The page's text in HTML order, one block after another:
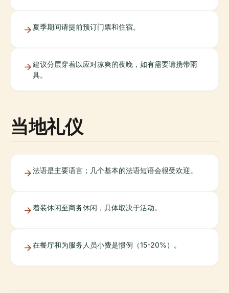
夏季期间请提前预订门票和住宿。
建议分层穿着以应对凉爽的夜晚，如有需要请携带雨
具。
当地礼仪
法语是主要语言；几个基本的法语短语会很受欢迎。
着装休闲至商务休闲，具体取决于活动。
在餐厅和为服务人员小费是惯例（15-20%）。